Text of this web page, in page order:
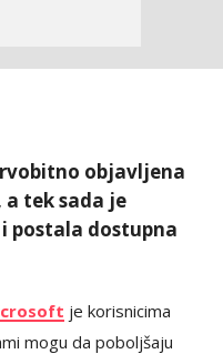
objavljena
a tek sada je
postala dostupna
je korisnicima
mogu da poboljšaju